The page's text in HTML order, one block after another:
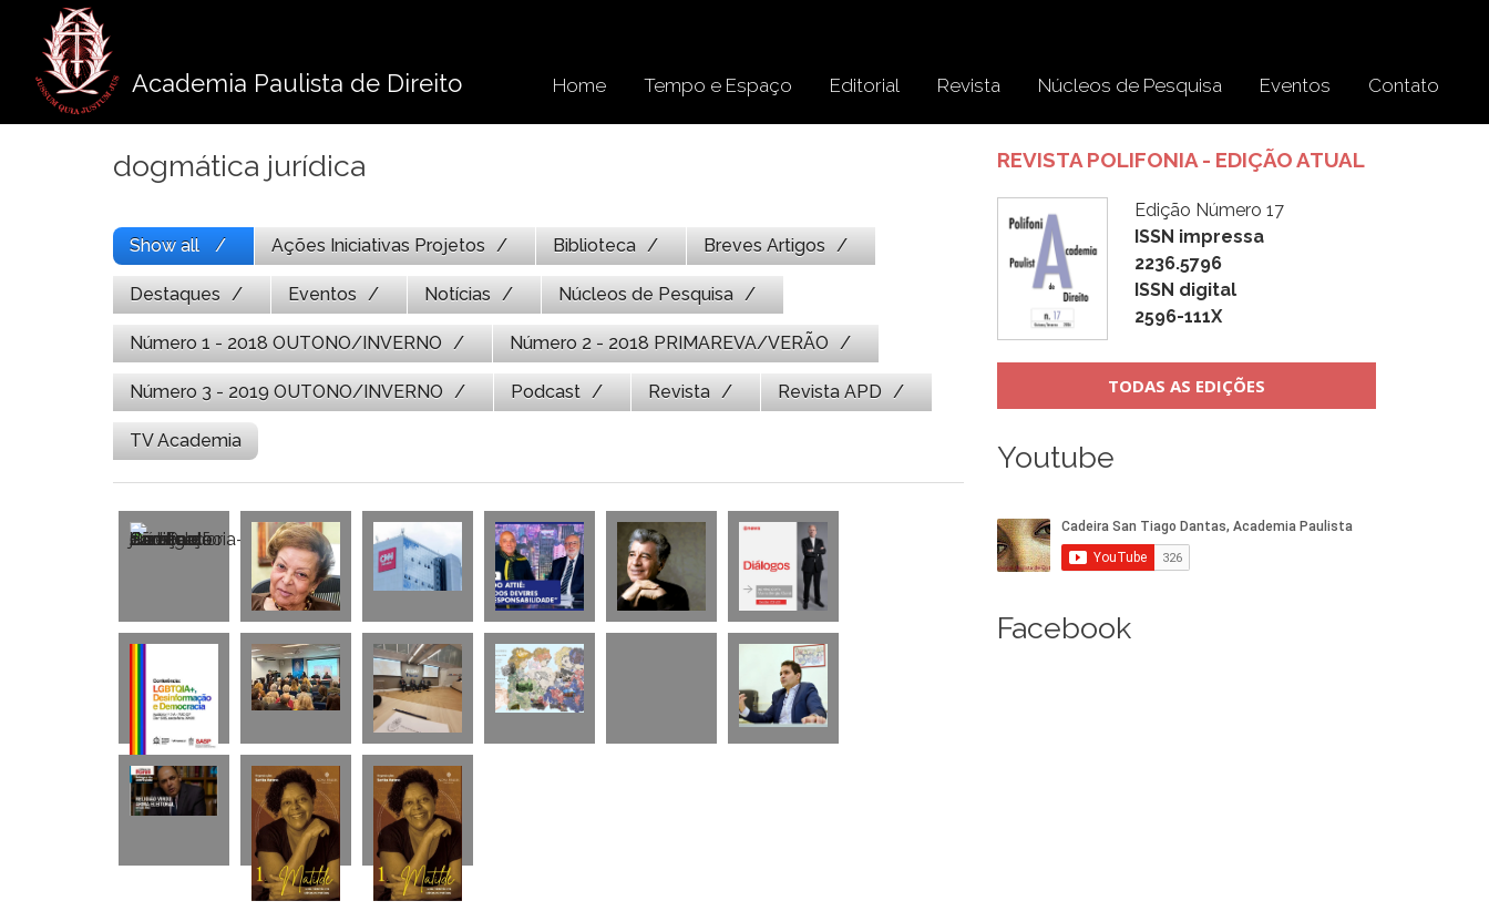
conteúdo
Academia Paulista de Direito Home Tempo e Espaço Editorial Revista Núcleos de Pesquisa Eventos Contato
dogmática jurídica
Show all Ações Iniciativas Projetos Biblioteca Breves Artigos
Destaques Eventos Notícias Núcleos de Pesquisa
Número 1 - 2018 OUTONO/INVERNO Número 2 - 2018 PRIMAREVA/VERÃO
Número 3 - 2019 OUTONO/INVERNO Podcast Revista Revista APD
TV Academia
REVISTA POLIFONIA - EDIÇÃO ATUAL
Edição Número 17
ISSN impressa
2236.5796
ISSN digital
2596-111X
TODAS AS EDIÇÕES
Youtube
Facebook